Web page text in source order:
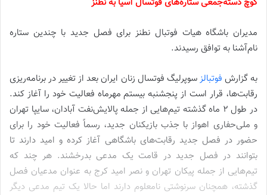
کوچ دسته‌جمعی ستاره‌های فوتسال آسیا به نطنز
مدیران باشگاه هیات فوتبال نطنز برای فصل جدید با چندین ستاره
نام‌آشنا به توافق رسیدند.
به گزارش فوتبالزسوپرلیگ فوتسال زنان ایران بعد از تغییر در برنامه‌ریزی
رقابت‌ها، قرار است از پنجشنبه بیستم مهرماه فعالیت خود را آغاز کند.
در طول 2 ماه گذشته تیم‌هایی از جمله پالایش‌نفت آبادان، سایپا تهران
و ملی‌حفاری اهواز با جذب بازیکنان جدید، رسماً فعالیت خود را برای
حضور در فصل جدید رقابت‌های باشگاهی آغاز کرده و امید دارند تا
بتوانند در فصل جدید در قامت یک مدعی بدرخشند. هر چند که
تیم‌هایی از جمله پیکان تهران و نصر امید کرج به عنوان مدعیان فصل
گذشته، همچنان سرنوشتی نامعلوم دارند اما حالا یک تیم مدعی دیگر